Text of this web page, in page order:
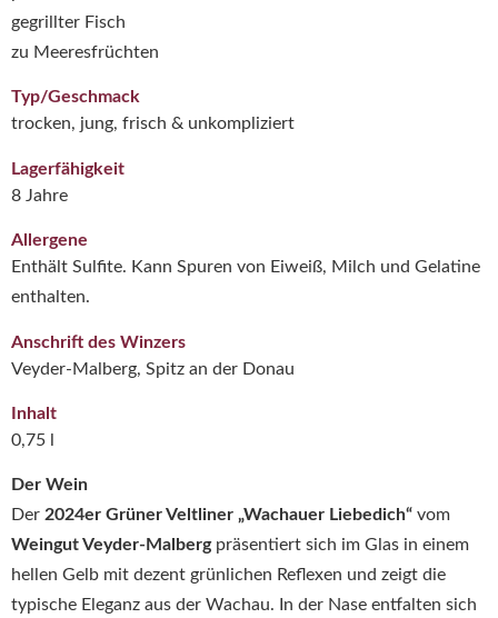
Der Wein
Der 2024er Grüner Veltliner „Wachauer Liebedich“ vom
Weingut Veyder-Malbergpräsentiert sich im Glas in einem
hellen Gelb mit dezent grünlichen Reflexen und zeigt die
typische Eleganz aus der Wachau. In der Nase entfalten sich
gegrillter Fisch
zu Meeresfrüchten
Typ/Geschmack
trocken, jung, frisch & unkompliziert
Lagerfähigkeit
8 Jahre
Allergene
Enthält Sulfite. Kann Spuren von Eiweiß, Milch und Gelatine
enthalten.
Anschrift des Winzers
Veyder-Malberg, Spitz an der Donau
Inhalt
0,75 l